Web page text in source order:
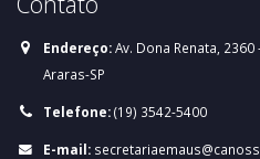
Endereço:Av. Dona Renata,
Araras-SP
Telefone:(19) 3542-5400
E-mail: